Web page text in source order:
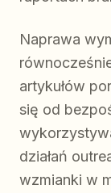
Naprawa
artykułów
się od
działań
wzmianki w